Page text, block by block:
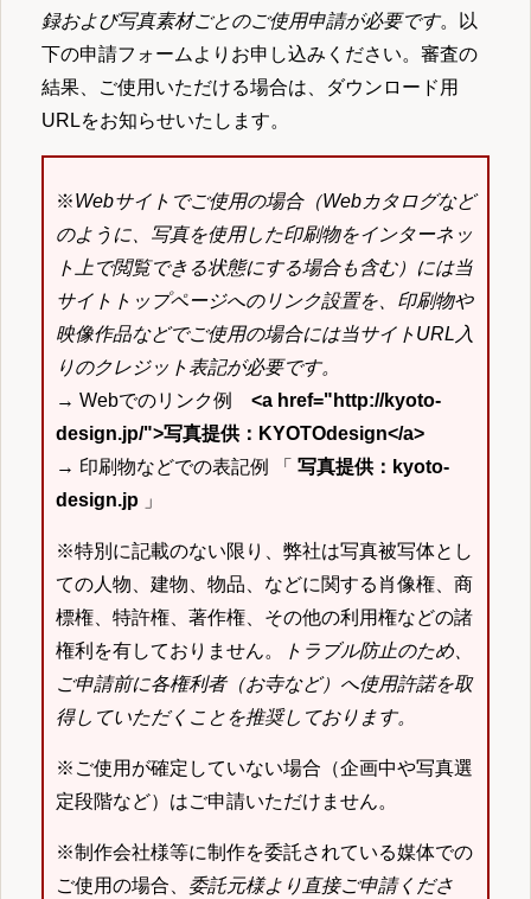
録および写真素材ごとのご使用申請が必要です。以
下の申請フォームよりお申し込みください。審査の
結果、ご使用いただける場合は、ダウンロード用
URLをお知らせいたします。
※Webサイトでご使用の場合（Webカタログなど
のように、写真を使用した印刷物をインターネッ
ト上で閲覧できる状態にする場合も含む）には当
サイトトップページへのリンク設置を、印刷物や
映像作品などでご使用の場合には当サイトURL入
りのクレジット表記が必要です。
→ Webでのリンク例 <a href="http://kyoto-
design.jp/">写真提供：KYOTOdesign</a>
→ 印刷物などでの表記例 「 写真提供：kyoto-
design.jp 」
※特別に記載のない限り、弊社は写真被写体とし
ての人物、建物、物品、などに関する肖像権、商
標権、特許権、著作権、その他の利用権などの諸
権利を有しておりません。
トラブル防止のため、
ご申請前に各権利者（お寺など）へ使用許諾を取
得していただくことを推奨しております。
※ご使用が確定していない場合（企画中や写真選
定段階など）はご申請いただけません。
※制作会社様等に制作を委託されている媒体での
ご使用の場合、 委託元様より直接ご申請くださ